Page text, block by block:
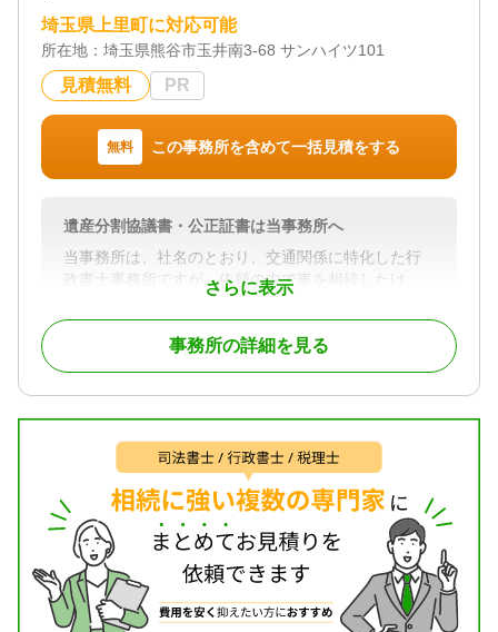
続きのために奔走しなければなりません。
さらに、ご家族の間で意見が食い違うために話が進
まず、混乱して途方に暮れてしまうことは相続手続
きにおいてよくあります。
そんなとき、私たち中央グループが相続手続きで幅
広く皆さまのお手伝いをいたします。
将来の相続対策もご相談いただけますので、ご安心
お気軽にお声掛けください！
対応地域
埼玉県全域、東京23区、千葉西部
遺言書 / 遺産分割 / 相続財産調査 / 相続登記 / 相続放
棄 / 成年後見 / 家族信託 / 相続手続き / 銀行手続き /
戸籍収集 / 相続人調査 / 生前贈与（不動産名義変更）
電話相談可 / 女性スタッフ対応可 / 初回相談無料 / オ
ンライン面談可 / 事務所面談可
埼玉県上里町に対応可能
所在地： 埼玉県熊谷市玉井南3-68 サンハイツ101
見積無料 PR
無料 この事務所を含めて一括見積をする
さらに表示
遺産分割協議書・公正証書は当事務所へ
当事務所は、社名のとおり、交通関係に特化した行
政書士事務所ですが、依頼の中で車を相続したけ
ど、名義は自動で変更になるの、交通事故で亡くな
ったが遺産相続と並行して交通事故の相談もできる
のかなど、いろいろ交通関係を通して相続の依頼を
受けておりますので、ご心配にならず、御相談をお
対応地域
４７都道府県に対応可能ですが、面談を希望の方
は、別途交通費はかかることをご了承願います。
対応業務
遺言書 / 遺産分割 / 相続財産調査 / 相続手続き / 戸籍
収集 / 相続人調査
対応体制
電話相談可 / 訪問可 / 事務所面談可
事務所の詳細を見る